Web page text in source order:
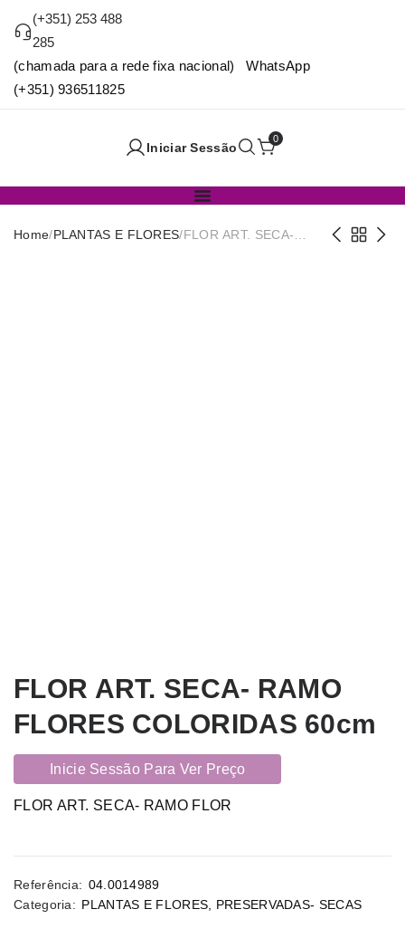
(+351) 253 488
285
(chamada para a rede fixa nacional) WhatsApp
(+351) 936511825
Iniciar Sessão
0
Home/PLANTAS E FLORES/FLOR ART. SECA-
FLOR ART. SECA- RAMO
FLORES COLORIDAS 60cm
Inicie Sessão Para Ver Preço
FLOR ART. SECA- RAMO FLOR
Referência: 04.0014989
Categoria: PLANTAS E FLORES PRESERVADAS- SECAS